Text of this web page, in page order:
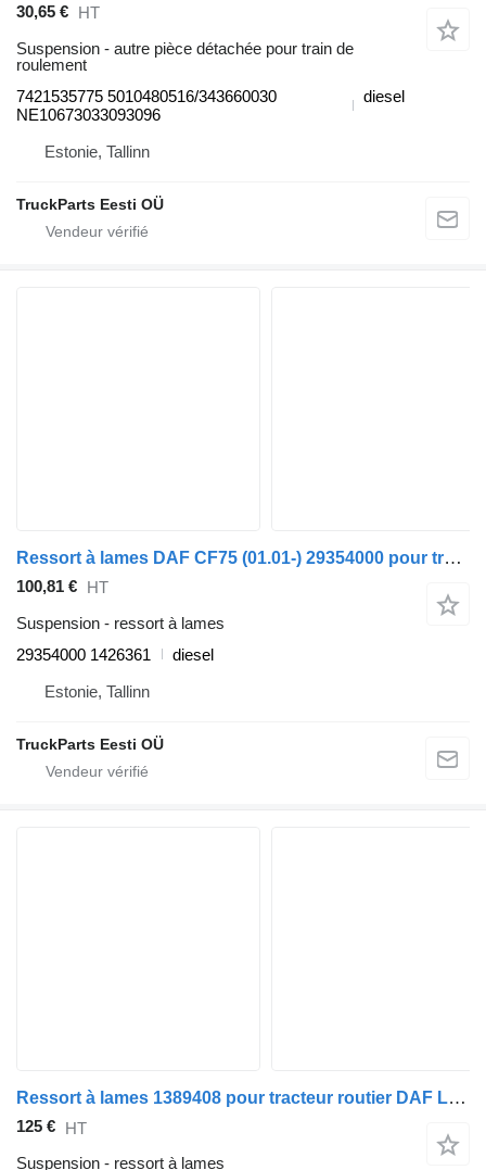
30,65 € HT
Suspension - autre pièce détachée pour train de
roulement
7421535775 5010480516/343660030
NE10673033093096
diesel
Estonie, Tallinn
TruckParts Eesti OÜ
Ressort à lames DAF CF75 (01.01-) 29354000 pour tracteur routier DAF LF45, LF55, LF180, CF65, CF75, CF85 (2001-)
100,81 € HT
Suspension - ressort à lames
29354000 1426361
diesel
Estonie, Tallinn
TruckParts Eesti OÜ
Ressort à lames 1389408 pour tracteur routier DAF LF45, LF55, LF180, CF65, CF75, CF85 (2001-)
125 € HT
Suspension - ressort à lames